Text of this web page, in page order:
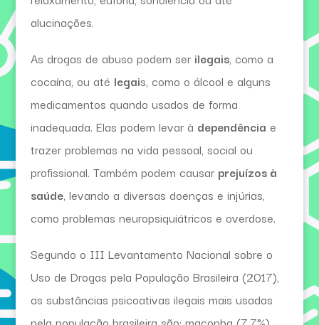
alucinações.
As drogas de abuso podem ser ilegais, como a
cocaína, ou até legais, como o álcool e alguns
medicamentos quando usados de forma
inadequada. Elas podem levar à dependência e
trazer problemas na vida pessoal, social ou
profissional. Também podem causar prejuízos à
saúde, levando a diversas doenças e injúrias,
como problemas neuropsiquiátricos e overdose.
Segundo o III Levantamento Nacional sobre o
Uso de Drogas pela População Brasileira (2017),
as substâncias psicoativas ilegais mais usadas